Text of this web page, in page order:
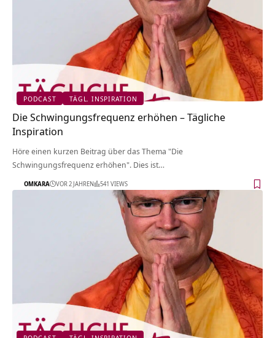
PODCAST TÄGL. INSPIRATION
Die Schwingungsfrequenz erhöhen – Tägliche
Inspiration
Höre einen kurzen Beitrag über das Thema "Die
Schwingungsfrequenz erhöhen". Dies ist…
OMKARA VOR 2 JAHREN 541 VIEWS